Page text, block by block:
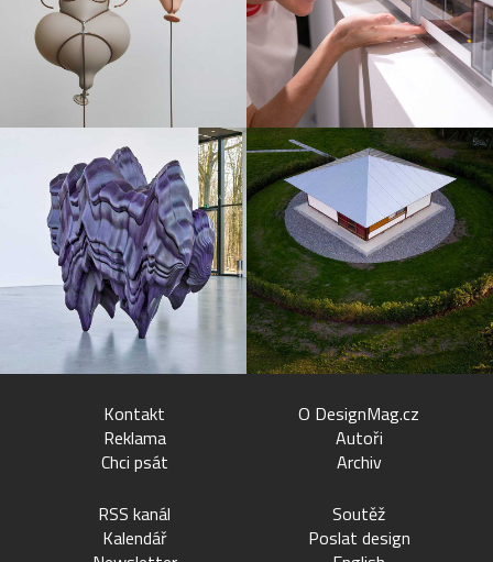
Kontakt
Reklama
Chci psát
O DesignMag.cz
Autoři
Archiv
RSS kanál
Kalendář
Soutěž
Poslat design